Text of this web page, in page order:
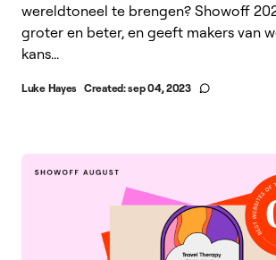
wereldtoneel te brengen? Showoff
groter en beter, en geeft makers van
kans...
Luke Hayes Created:sep 04, 2023